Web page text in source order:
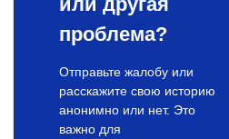
проблема?
Отправьте жалобу или
расскажите свою историю
анонимно или нет. Это
важно для